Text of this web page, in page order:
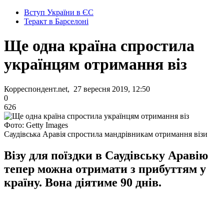
Вступ України в ЄС
Теракт в Барселоні
Ще одна країна спростила
українцям отримання віз
Корреспондент.net, 27 вересня 2019, 12:50
0
626
Фото: Getty Images
Саудівська Аравія спростила мандрівникам отримання візи
Візу для поїздки в Саудівську Аравію
тепер можна отримати з прибуттям у
країну. Вона діятиме 90 днів.